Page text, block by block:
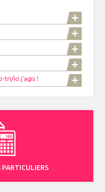
tri/ici j'agis !
PARTICULIERS